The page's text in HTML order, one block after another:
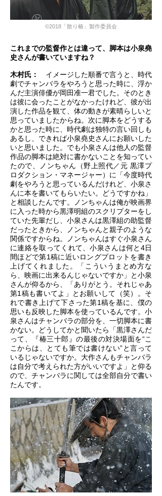
©2018「散り椿」製作委員会
これまでの監督作とは違って、脚本は小泉堯
史さんが書いていますね？
木村氏：
イメージした順番で言うと、時代
劇でチャンバラをやろうと思った時に、浮か
んだ主演俳優が岡田准一君でした。そのとき
は彼に会ったことがなかったけれど、彼が出
演した作品を観て、体の動きが素晴らしいと
思っていましたからね。次に脚本をどうする
かと思った時に、時代劇は独特の言い回しも
あるし、できれば小泉堯史さんにお願いした
いと思いました。でも小泉さんは他人の監督
作品の脚本は絶対に書かないことを知ってい
たので、ノンちゃん（野上照代／元 黒澤プ
ロダクション・マネージャー）に「今度時代
劇をやろうと思っているんだけれど、小泉さ
んに本を書いてもらいたい。どうですかね」
と相談したんです。ノンちゃんは俺が映画界
に入った時から黒澤明組のスクリプターをし
ていた先輩だし、小泉さんは黒澤組の助監督
だったときから、ノンちゃんと親子のような
関係ですからね。ノンちゃんはすぐ小泉さん
に連絡を取ってくれて、小泉さんは何と4日
間ほどで第1稿に近いロングプロットを書き
上げてくれました。「こういうまとめ方な
ら、映画に出来るんじゃないですか」と小泉
さんが仰るから、「ありがとう。それじゃあ
第1稿も書いてよ」とお願いして（笑）。そ
れで書き上げて下さった第1稿を基に、僕の
思いも反映した脚本を使っているんです。小
泉さんはチャンバラの部分を、一切脚本に書
かない。どうしてかと聞いたら「黒澤さんだ
って、『椿三十郎』の最後の対決場面を“こ
こからは、とても筆では書けない”と言って
いるじゃないですか。大作さんもチャンバラ
は自分で考えられた方がいいですよ」と仰る
ので、チャンバラに関しては全部自分で書い
たんです。